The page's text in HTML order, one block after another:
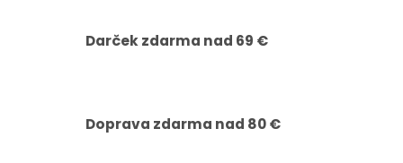
Darček zdarma nad 69 €
Doprava zdarma nad 80 €